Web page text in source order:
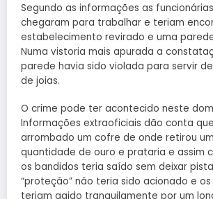
Segundo as informações as
chegaram para trabalhar e teriam
estabelecimento revirado e uma
Numa vistoria mais apurada a
parede havia sido violada para servir
de joias.
O crime pode ter acontecido neste
Informações extraoficiais dão conta
arrombado um cofre de onde retirou
quantidade de ouro e prataria e assim
os bandidos teria saído sem deixar
“proteção” não teria sido acionado e
teriam agido tranquilamente por um